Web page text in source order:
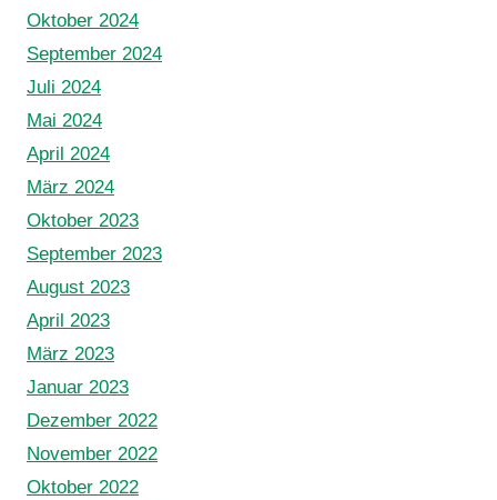
Oktober 2024
September 2024
Juli 2024
Mai 2024
April 2024
März 2024
Oktober 2023
September 2023
August 2023
April 2023
März 2023
Januar 2023
Dezember 2022
November 2022
Oktober 2022